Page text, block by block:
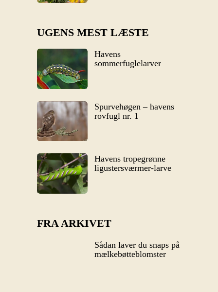
UGENS MEST LÆSTE
Havens
sommerfuglelarver
Spurvehøgen – havens
rovfugl nr. 1
Havens tropegrønne
ligustersværmer-larve
FRA ARKIVET
Sådan laver du snaps på
mælkebøtteblomster